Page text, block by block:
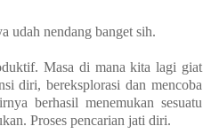
udah nendang banget sih.
Masa di mana kita lagi giat
diri, bereksplorasi dan mencoba
berhasil menemukan sesuatu
Proses pencarian jati diri.